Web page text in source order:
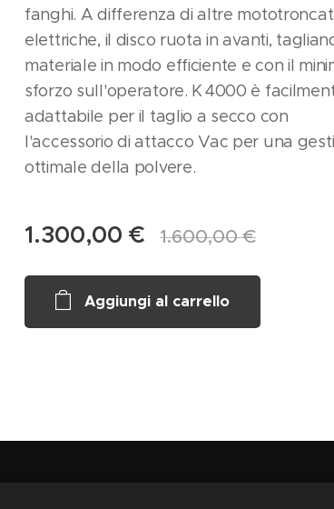
fanghi. A differenza di altre
elettriche, il disco ruota in avanti,
materiale in modo efficiente e con il
sforzo sull'operatore. K 4000 è
adattabile per il taglio a secco con
l'accessorio di attacco Vac per una
ottimale della polvere.
1.300,00 € 1.600,00€
Aggiungi al carrello